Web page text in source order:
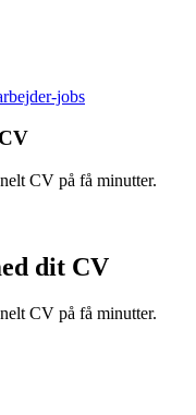
jobs
CV på få minutter.
dit CV
CV på få minutter.